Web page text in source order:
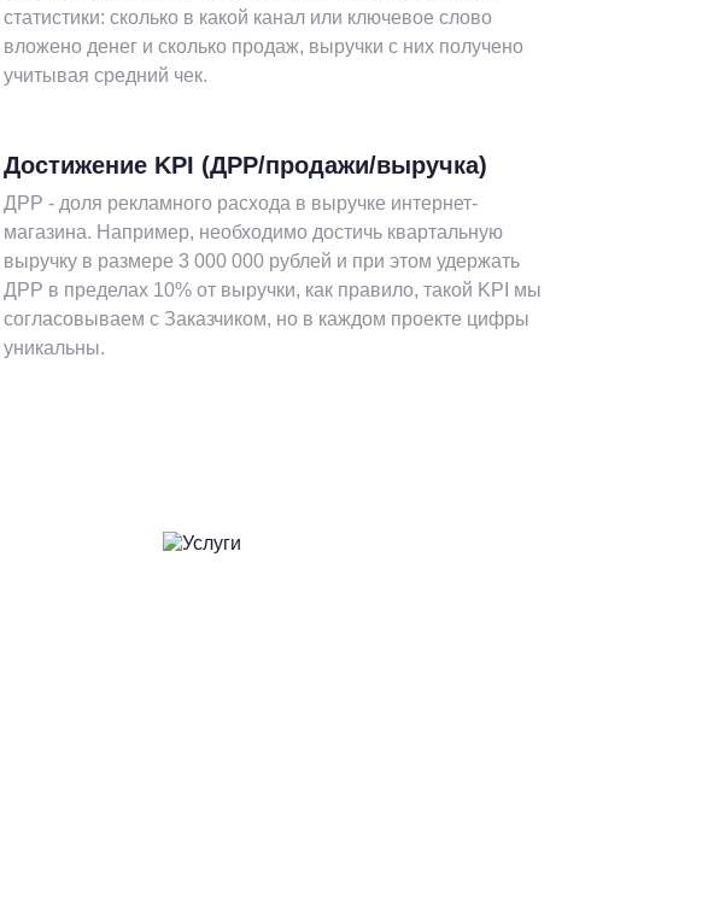
статистики: сколько в какой канал или ключевое слово
вложено денег и сколько продаж, выручки с них получено
учитывая средний чек.
Достижение KPI (ДРР/продажи/выручка)
ДРР - доля рекламного расхода в выручке интернет-
магазина. Например, необходимо достичь квартальную
выручку в размере 3 000 000 рублей и при этом удержать
ДРР в пределах 10% от выручки, как правило, такой KPI мы
согласовываем с Заказчиком, но в каждом проекте цифры
уникальны.